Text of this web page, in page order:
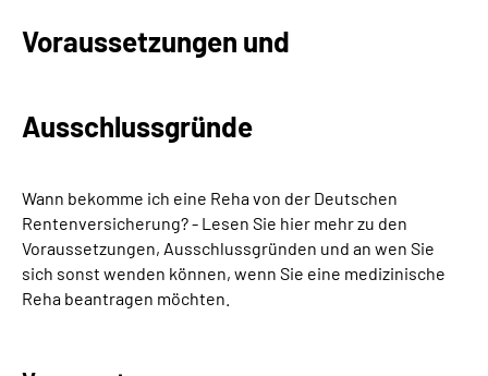
Rente
Über uns & Presse
Online-Services
Voraussetzungen und
Ausschlussgründe
Wann bekomme ich eine Reha von der Deutschen
Rentenversicherung? - Lesen Sie hier mehr zu den
Voraussetzungen, Ausschlussgründen und an wen Sie
sich sonst wenden können, wenn Sie eine medizinische
Reha beantragen möchten.